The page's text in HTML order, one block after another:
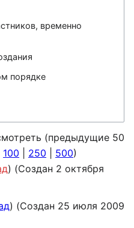
временно
порядке
(предыдущие 50
100 250 500)
(Создан 2 октября
(Создан 25 июля 2009